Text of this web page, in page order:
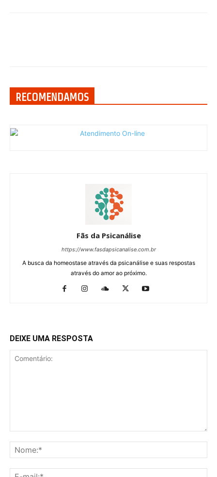
RECOMENDAMOS
Fãs da Psicanálise
https://www.fasdapsicanalise.com.br
A busca da homeostase através da psicanálise e suas respostas
através do amor ao próximo.
DEIXE UMA RESPOSTA